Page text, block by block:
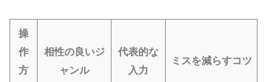
操
作
方
相性の良いジ
ャンル
代表的な
入力
ミスを減らすコツ